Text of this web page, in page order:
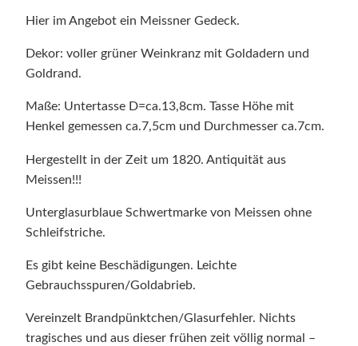
Hier im Angebot ein Meissner Gedeck.
Dekor: voller grüner Weinkranz mit Goldadern und
Goldrand.
Maße: Untertasse D=ca.13,8cm. Tasse Höhe mit
Henkel gemessen ca.7,5cm und Durchmesser ca.7cm.
Hergestellt in der Zeit um 1820. Antiquität aus
Meissen!!!
Unterglasurblaue Schwertmarke von Meissen ohne
Schleifstriche.
Es gibt keine Beschädigungen. Leichte
Gebrauchsspuren/Goldabrieb.
Vereinzelt Brandpünktchen/Glasurfehler. Nichts
tragisches und aus dieser frühen zeit völlig normal –